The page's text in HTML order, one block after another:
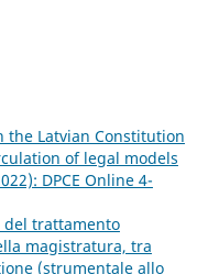
the Latvian Constitution
of legal models
DPCE Online 4-
trattamento
magistratura, tra
(strumentale allo